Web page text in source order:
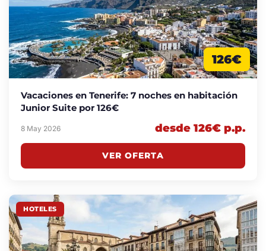
126€
Vacaciones en Tenerife: 7 noches en habitación
Junior Suite por 126€
8 May 2026 desde 126€ p.p.
VER OFERTA
HOTELES